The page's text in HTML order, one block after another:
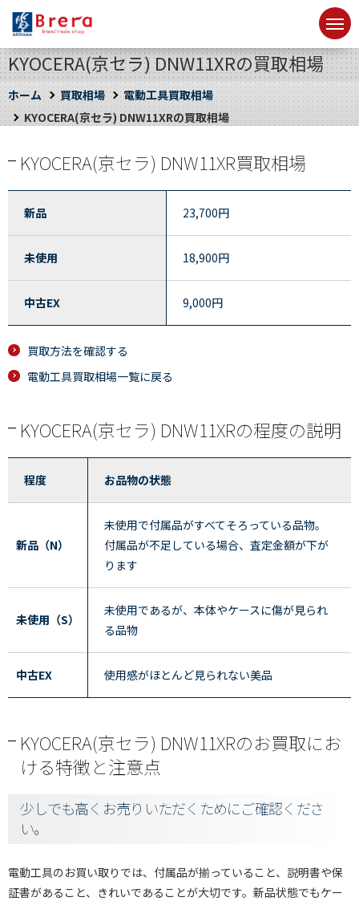
KYOCERA(京セラ) DNW11XRの買取相場
ホーム 買取相場
電動工具買取相場
KYOCERA(京セラ) DNW11XRの買取相場
KYOCERA(京セラ) DNW11XR買取相場
新品 23,700円
未使用 18,900円
中古EX 9,000円
買取方法を確認する
電動工具買取相場一覧に戻る
KYOCERA(京セラ) DNW11XRの程度の説明
程度 お品物の状態
新品（N）
未使用で付属品がすべてそろっている品物。
付属品が不足している場合、査定金額が下が
ります
未使用（S）
未使用であるが、本体やケースに傷が見られ
る品物
中古EX 使用感がほとんど見られない美品
KYOCERA(京セラ) DNW11XRのお買取にお
ける特徴と注意点
少しでも高くお売りいただくためにご確認くださ
い。
電動工具のお買い取りでは、付属品が揃っていること、説明書や保
証書があること、きれいであることが大切です。新品状態でもケー